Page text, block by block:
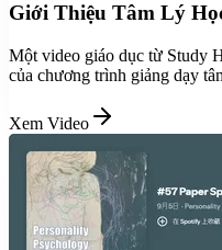
Giới Thiệu Tâm Lý
Một video giáo dục từ Study
của chương trình giảng dạy
Xem Video